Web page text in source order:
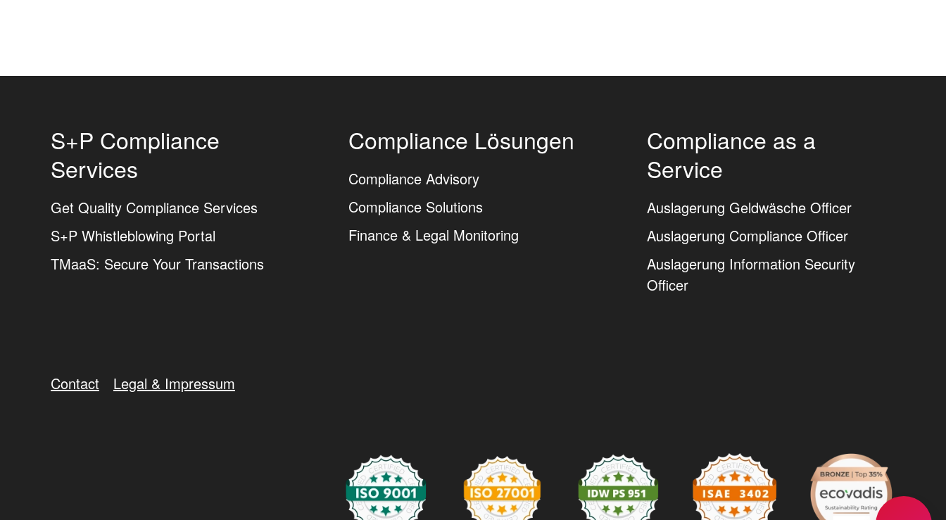
S+P Compliance
Services
Get Quality Compliance Services
S+P Whistleblowing Portal
TMaaS: Secure Your Transactions
Compliance Lösungen
Compliance Advisory
Compliance Solutions
Finance & Legal Monitoring
Compliance as a
Service
Auslagerung Geldwäsche Officer
Auslagerung Compliance Officer
Auslagerung Information Security
Officer
Contact Legal & Impressum